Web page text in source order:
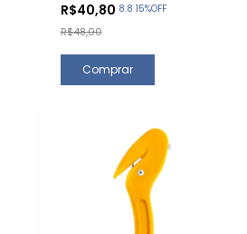
R$40,80 8.8 15%OFF
R$48,00